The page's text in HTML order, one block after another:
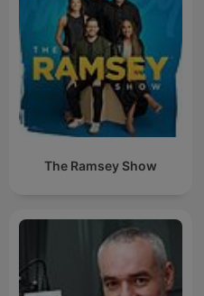
The Ramsey Show